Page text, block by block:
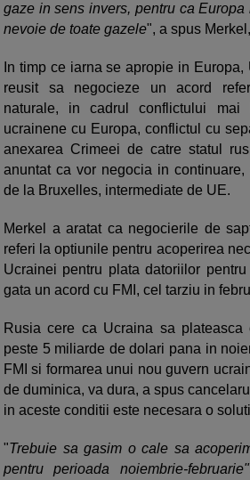
gaze in sens invers, pentru ca
nevoie de toate gazele", a spus
In timp ce iarna se apropie in
reusit sa negocieze un acord
naturale, in cadrul conflictului mai
ucrainene cu Europa, conflictul cu
anexarea Crimeei de catre statul
anuntat ca vor negocia in
de la Bruxelles, intermediate de UE.
Merkel a aratat ca negocierile de
referi la optiunile pentru acoperirea
Ucrainei pentru plata datoriilor
gata un acord cu FMI, cel tarziu in
Rusia cere ca Ucraina sa
peste 5 miliarde de dolari pana in
FMI si formarea unui nou guvern
de duminica, va dura, a spus
in aceste conditii este necesara o
"Trebuie sa gasim o cale sa
pentru perioada noiembrie-februarie"